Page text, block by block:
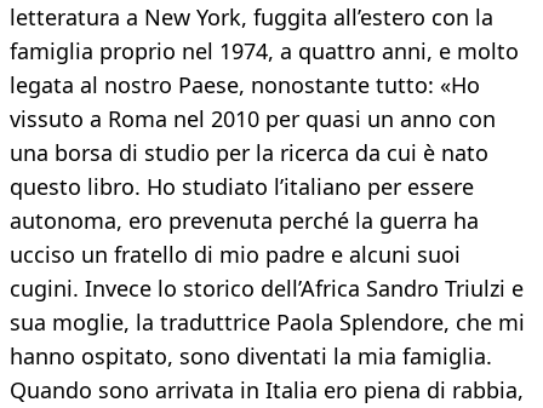
letteratura a New York, fuggita all’estero con la
famiglia proprio nel 1974, a quattro anni, e molto
legata al nostro Paese, nonostante tutto: «Ho
vissuto a Roma nel 2010 per quasi un anno con
una borsa di studio per la ricerca da cui è nato
questo libro. Ho studiato l’italiano per essere
autonoma, ero prevenuta perché la guerra ha
ucciso un fratello di mio padre e alcuni suoi
cugini. Invece lo storico dell’Africa Sandro Triulzi e
sua moglie, la traduttrice Paola Splendore, che mi
hanno ospitato, sono diventati la mia famiglia.
Quando sono arrivata in Italia ero piena di rabbia,